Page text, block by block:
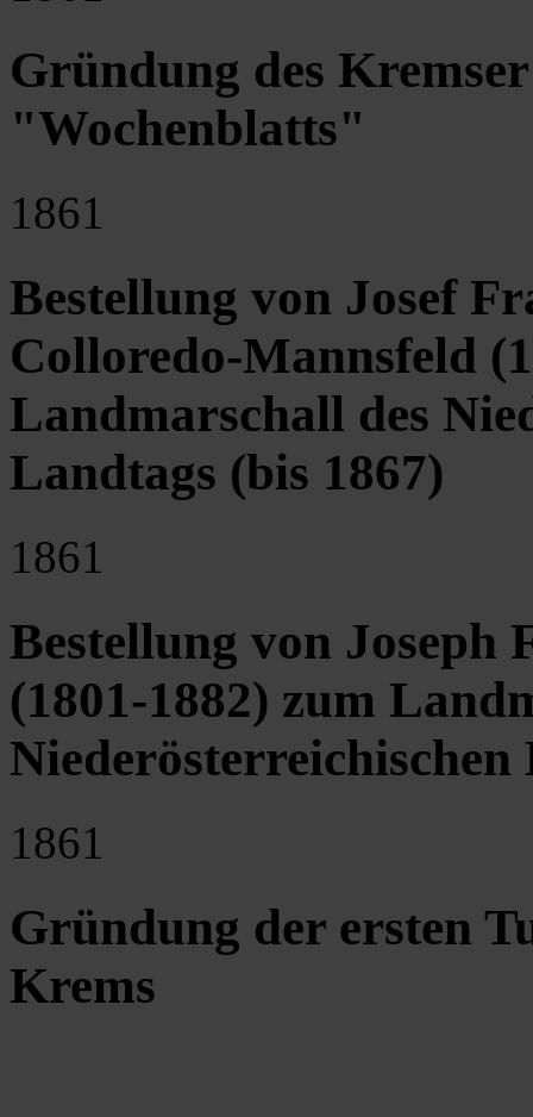
Gründung des
"Wochenblatts"
1861
Bestellung von Josef
Colloredo-Mannsfeld
Landmarschall des
Landtags (bis 1867)
1861
Bestellung von
(1801-1882) zum
1861
Gründung der ersten
Krems